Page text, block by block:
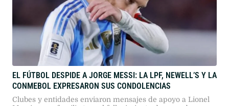
EL FÚTBOL DESPIDE A JORGE MESSI: LA LPF, NEWELL’S Y LA
CONMEBOL EXPRESARON SUS CONDOLENCIAS
Clubes y entidades enviaron mensajes de apoyo a Lionel